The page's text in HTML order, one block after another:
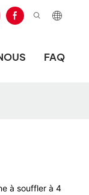
FAQ
à souffler à 4